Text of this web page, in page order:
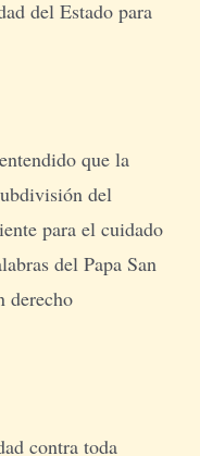
del Estado para
que la
del
para el cuidado
del Papa San
derecho
contra toda